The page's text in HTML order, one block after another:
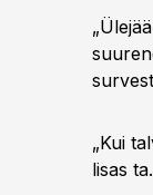
„Kui
lisas ta.